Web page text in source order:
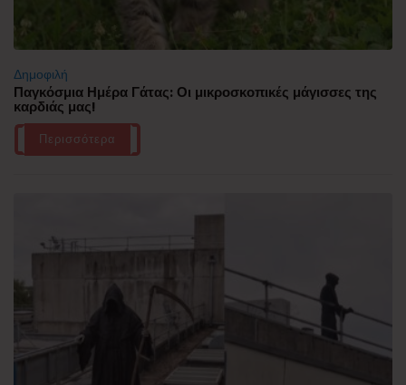
Δημοφιλή
Παγκόσμια Ημέρα Γάτας: Οι μικροσκοπικές μάγισσες της
καρδιάς μας!
Περισσότερα